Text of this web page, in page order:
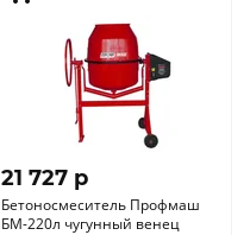
21 727 p
Бетоносмеситель Профмаш
БМ-220л чугунный венец